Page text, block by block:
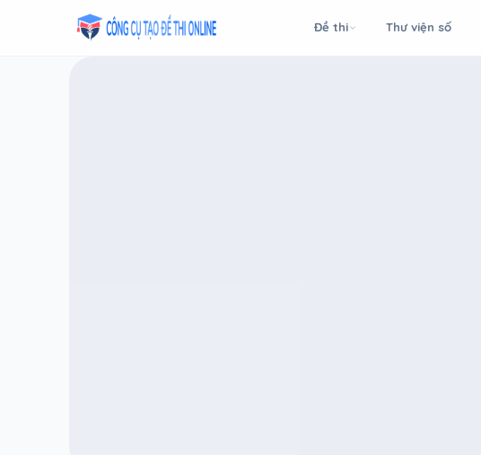
Đề thi Thư viện số
Taodethi.xyz - Tạo đề thi Online miễn phí